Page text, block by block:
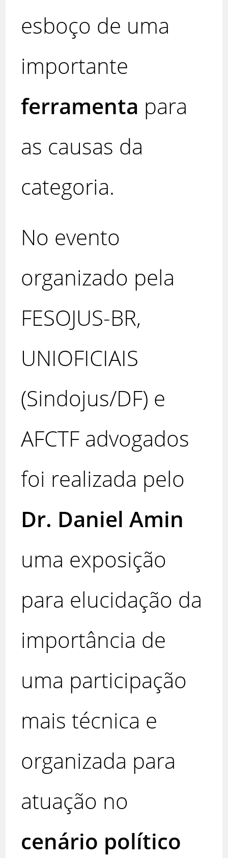
esboço de uma
importante
ferramenta para
as causas da
categoria.
No evento
organizado pela
FESOJUS-BR,
UNIOFICIAIS
(Sindojus/DF) e
AFCTF advogados
foi realizada pelo
Dr. Daniel Amin
uma exposição
para elucidação da
importância de
uma participação
mais técnica e
organizada para
atuação no
cenário político